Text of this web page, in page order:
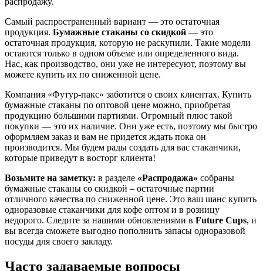
Самый распространенный вариант — это остаточная
продукция. Бумажные стаканы со скидкой — это
остаточная продукция, которую не раскупили. Такие модели
остаются только в одном объеме или определенного вида.
Нас, как производство, они уже не интересуют, поэтому вы
можете купить их по сниженной цене.
Компания «Футур-пакс» заботится о своих клиентах. Купить
бумажные стаканы по оптовой цене можно, приобретая
продукцию большими партиями. Огромный плюс такой
покупки — это их наличие. Они уже есть, поэтому мы быстро
оформляем заказ и вам не придется ждать пока он
производится. Мы будем рады создать для вас стаканчики,
которые приведут в восторг клиента!
Возьмите на заметку: в разделе «Распродажа» собраны
бумажные стаканы со скидкой – остаточные партии
отличного качества по сниженной цене. Это ваш шанс купить
одноразовые стаканчики для кофе оптом и в розницу
недорого. Следите за нашими обновлениями в Future Cups, и
вы всегда сможете выгодно пополнить запасы одноразовой
посуды для своего закладу.
Часто задаваемые вопросы